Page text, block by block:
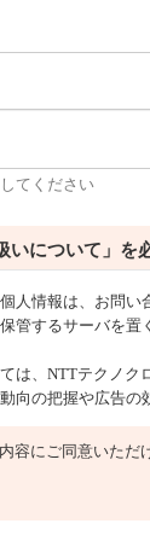
てください
いについて」を
内容にご同意いた